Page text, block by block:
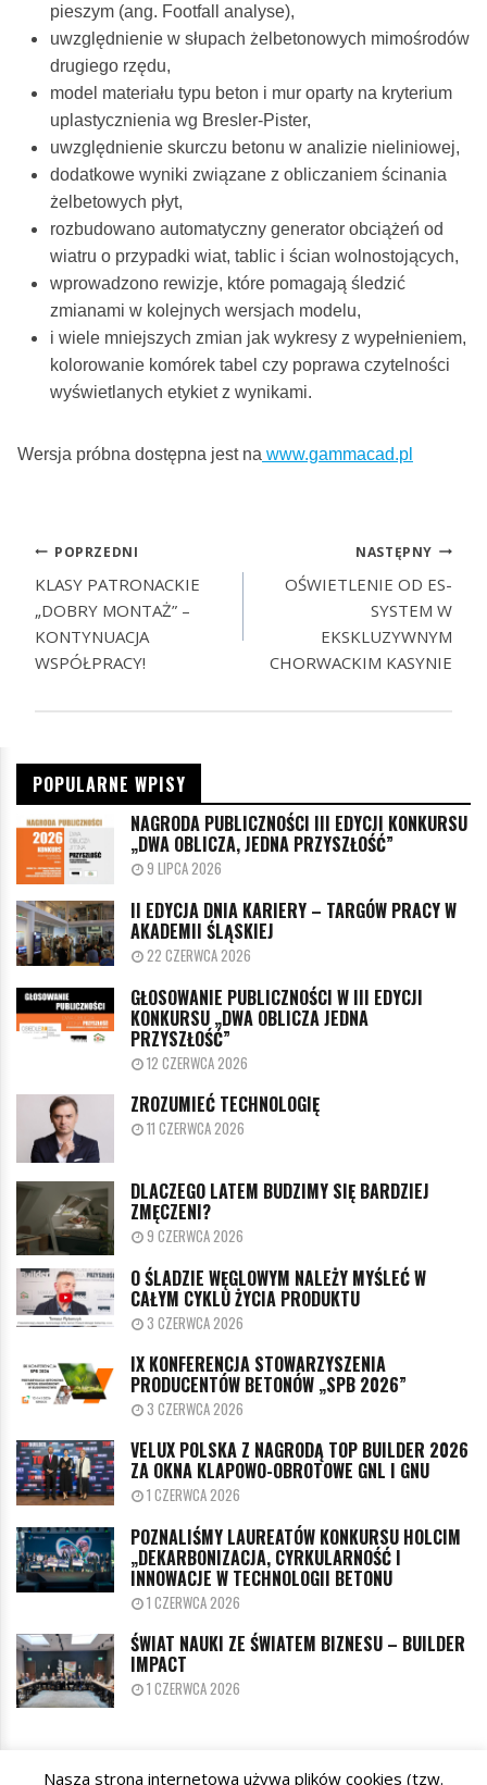
pieszym (ang. Footfall analyse),
uwzględnienie w słupach żelbetonowych mimośrodów
drugiego rzędu,
model materiału typu beton i mur oparty na kryterium
uplastycznienia wg Bresler-Pister,
uwzględnienie skurczu betonu w analizie nieliniowej,
dodatkowe wyniki związane z obliczaniem ścinania
żelbetowych płyt,
rozbudowano automatyczny generator obciążeń od
wiatru o przypadki wiat, tablic i ścian wolnostojących,
wprowadzono rewizje, które pomagają śledzić
zmianami w kolejnych wersjach modelu,
i wiele mniejszych zmian jak wykresy z wypełnieniem,
kolorowanie komórek tabel czy poprawa czytelności
wyświetlanych etykiet z wynikami.
Wersja próbna dostępna jest na www.gammacad.pl
POPRZEDNI
KLASY PATRONACKIE
„DOBRY MONTAŻ” –
KONTYNUACJA
WSPÓŁPRACY!
NASTĘPNY
OŚWIETLENIE OD ES-
SYSTEM W
EKSKLUZYWNYM
CHORWACKIM KASYNIE
POPULARNE WPISY
NAGRODA PUBLICZNOŚCI III EDYCJI KONKURSU
„DWA OBLICZA, JEDNA PRZYSZŁOŚĆ”
9 LIPCA 2026
II EDYCJA DNIA KARIERY – TARGÓW PRACY W
AKADEMII ŚLĄSKIEJ
22 CZERWCA 2026
GŁOSOWANIE PUBLICZNOŚCI W III EDYCJI
KONKURSU „DWA OBLICZA JEDNA
PRZYSZŁOŚĆ”
12 CZERWCA 2026
ZROZUMIEĆ TECHNOLOGIĘ
11 CZERWCA 2026
DLACZEGO LATEM BUDZIMY SIĘ BARDZIEJ
ZMĘCZENI?
9 CZERWCA 2026
O ŚLADZIE WĘGLOWYM NALEŻY MYŚLEĆ W
CAŁYM CYKLU ŻYCIA PRODUKTU
3 CZERWCA 2026
IX KONFERENCJA STOWARZYSZENIA
PRODUCENTÓW BETONÓW „SPB 2026”
3 CZERWCA 2026
VELUX POLSKA Z NAGRODĄ TOP BUILDER 2026
ZA OKNA KLAPOWO-OBROTOWE GNL I GNU
1 CZERWCA 2026
POZNALIŚMY LAUREATÓW KONKURSU HOLCIM
„DEKARBONIZACJA, CYRKULARNOŚĆ I
INNOWACJE W TECHNOLOGII BETONU
1 CZERWCA 2026
ŚWIAT NAUKI ZE ŚWIATEM BIZNESU – BUILDER
IMPACT
1 CZERWCA 2026
Nasza strona internetowa używa plików cookies (tzw.